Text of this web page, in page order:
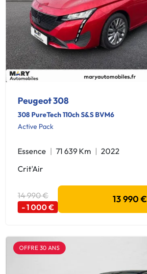
Peugeot 308
308 PureTech 110ch S&S BVM6
Active Pack
Essence 71 639 Km
2022
Crit'Air
14 990 €
- 1 000 €
13 990 €
OFFRE 30 ANS